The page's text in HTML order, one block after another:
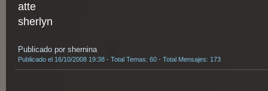
atte
sherlyn
Publicado por shernina
Publicado el 16/10/2008 19:38 - Total Temas: 60 - Total Mensajes: 173